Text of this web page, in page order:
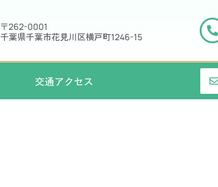
〒262-0001
千葉県千葉市花見川区横戸町1246-15
交通アクセス